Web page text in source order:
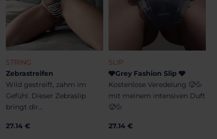
STRING
Zebrastreifen
Wild gestreift, zahm im
Gefühl. Dieser Zebraslip
bringt dir...
27.14 €
SLIP
🩶Grey Fashion Slip 🩶
Kostenlose Veredelung 🥵💦
mit meinem intensiven Duft
🥵💦
27.14 €